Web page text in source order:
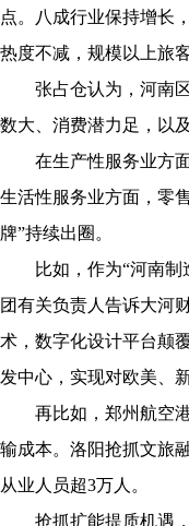
点。八成行业保持增长
热度不减，规模以上旅
张占仓认为，河南区
数大、消费潜力足，以
在生产性服务业方面
生活性服务业方面，零
牌”持续出圈。
比如，作为“河南制造
团有关负责人告诉大河
术，数字化设计平台颠
发中心，实现对欧美、
再比如，郑州航空港
输成本。洛阳抢抓文旅
从业人员超3万人。
抢抓扩能提质机遇，